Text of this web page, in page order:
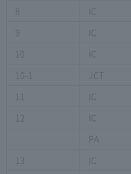
8
IC
9
IC
10
IC
10-1
JCT
11
IC
12
IC
PA
13
IC